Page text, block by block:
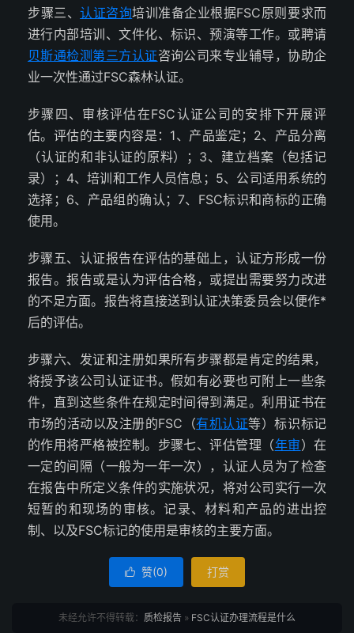
步骤三、认证咨询培训准备企业根据FSC原则要求而
进行内部培训、文件化、标识、预演等工作。或聘请
贝斯通检测 第三方认证咨询公司来专业辅导，协助企
业一次性通过FSC森林认证。
步骤四、审核评估在FSC认证公司的安排下开展评
估。评估的主要内容是：1、产品鉴定；2、产品分离
（认证的和非认证的原料）；3、建立档案（包括记
录）；4、培训和工作人员信息；5、公司适用系统的
选择；6、产品组的确认；7、FSC标识和商标的正确
使用。
步骤五、认证报告在评估的基础上，认证方形成一份
报告。报告或是认为评估合格，或提出需要努力改进
的不足方面。报告将直接送到认证决策委员会以便作*
后的评估。
步骤六、发证和注册如果所有步骤都是肯定的结果，
将授予该公司认证证书。假如有必要也可附上一些条
件，直到这些条件在规定时间得到满足。利用证书在
市场的活动以及注册的FSC（有机认证等）标识标记
的作用将严格被控制。步骤七、评估管理（年审）在
一定的间隔（一般为一年一次），认证人员为了检查
在报告中所定义条件的实施状况，将对公司实行一次
短暂的和现场的审核。记录、材料和产品的进出控
制、以及FSC标记的使用是审核的主要方面。
 赞(0) 打赏
未经允许不得转载： 质检报告 » FSC认证办理流程是什么